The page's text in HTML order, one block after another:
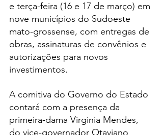
e terça-feira (16 e 17 de março) em
nove municípios do Sudoeste
mato-grossense, com entregas de
obras, assinaturas de convênios e
autorizações para novos
investimentos.
A comitiva do Governo do Estado
contará com a presença da
primeira-dama Virginia Mendes,
do vice-governador Otaviano